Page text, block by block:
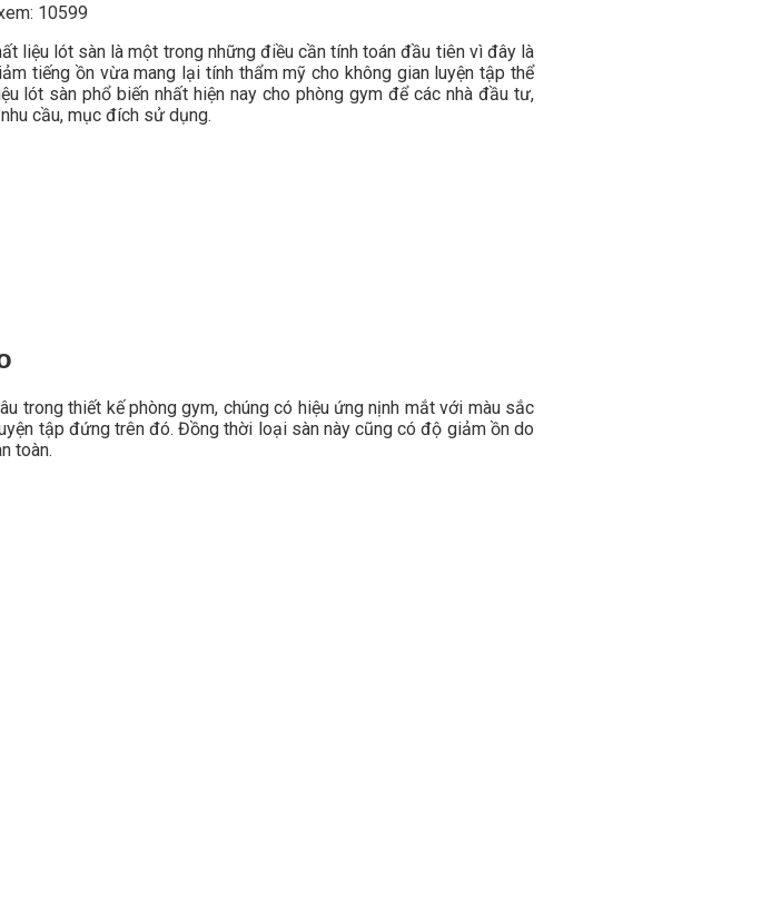
10599
liệu lót sàn là một trong những điều cần tính toán đầu tiên vì đây là
tiếng ồn vừa mang lại tính thẩm mỹ cho không gian luyện tập thể
lót sàn phổ biến nhất hiện nay cho phòng gym để các nhà đầu tư,
cầu, mục đích sử dụng.
trong thiết kế phòng gym, chúng có hiệu ứng nịnh mắt với màu sắc
tập đứng trên đó. Đồng thời loại sàn này cũng có độ giảm ồn do
toàn.